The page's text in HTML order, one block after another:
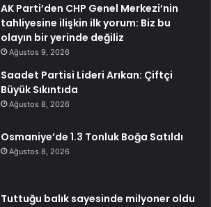
AK Parti’den CHP Genel Merkezi’nin
tahliyesine ilişkin ilk yorum: Biz bu
olayın bir yerinde değiliz
Ağustos 9, 2026
Saadet Partisi Lideri Arıkan: Çiftçi
Büyük Sıkıntıda
Ağustos 8, 2026
Osmaniye’de 1.3 Tonluk Boğa Satıldı
Ağustos 8, 2026
Tuttuğu balık sayesinde milyoner oldu